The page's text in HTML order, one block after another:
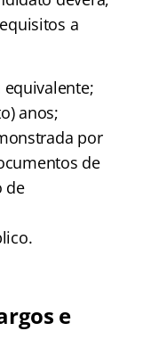
a
anos;
por
de
de
e